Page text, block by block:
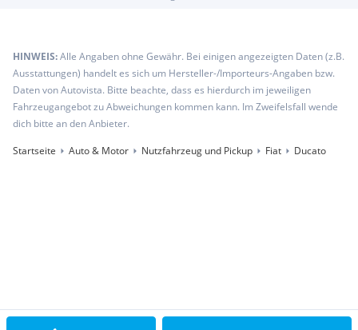
HINWEIS:Alle Angaben ohne Gewähr. Bei einigen angezeigten Daten (z.B.
Ausstattungen) handelt es sich um Hersteller-/Importeurs-Angaben bzw.
Daten von Autovista. Bitte beachte, dass es hierdurch im jeweiligen
Fahrzeugangebot zu Abweichungen kommen kann. Im Zweifelsfall wende
dich bitte an den Anbieter.
Startseite
Auto & Motor Nutzfahrzeug und Pickup Fiat Ducato